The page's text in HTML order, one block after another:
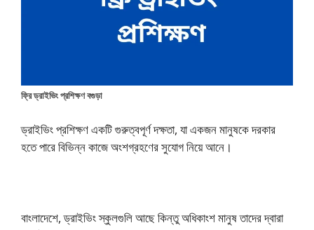
ফ্রি ড্রাইভিং প্রশিক্ষণ বগুড়া
ড্রাইভিং প্রশিক্ষণ একটি গুরুত্বপূর্ণ দক্ষতা, যা একজন মানুষকে দরকার
হতে পারে বিভিন্ন কাজে অংশগ্রহণের সুযোগ নিয়ে আনে।
বাংলাদেশে, ড্রাইভিং স্কুলগুলি আছে কিন্তু অধিকাংশ মানুষ তাদের দ্বারা